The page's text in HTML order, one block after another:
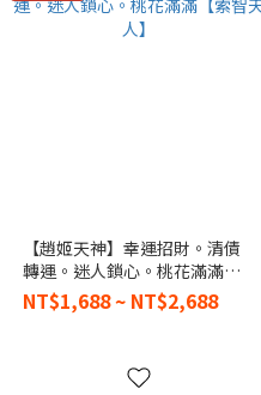
【趙姬天神】幸運招財。清債
轉運。迷人鎖心。桃花滿滿
【索智天人】
NT$1,688 ~ NT$2,688